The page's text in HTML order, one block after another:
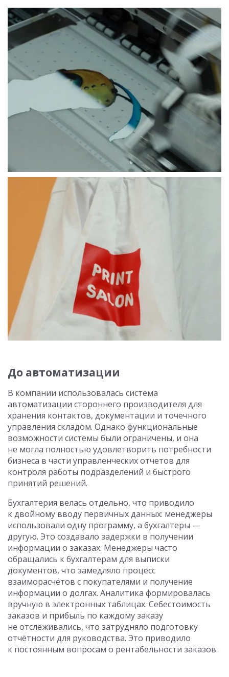
До автоматизации
В компании использовалась система
автоматизации стороннего производителя для
хранения контактов, документации и точечного
управления складом. Однако функциональные
возможности системы были ограничены, и она
не могла полностью удовлетворить потребности
бизнеса в части управленческих отчетов для
контроля работы подразделений и быстрого
принятий решений.
Бухгалтерия велась отдельно, что приводило
к двойному вводу первичных данных: менеджеры
использовали одну программу, а бухгалтеры —
другую. Это создавало задержки в получении
информации о заказах. Менеджеры часто
обращались к бухгалтерам для выписки
документов, что замедляло процесс
взаиморасчётов с покупателями и получение
информации о долгах. Аналитика формировалась
вручную в электронных таблицах. Себестоимость
заказов и прибыль по каждому заказу
не отслеживались, что затрудняло подготовку
отчётности для руководства. Это приводило
к постоянным вопросам о рентабельности заказов.